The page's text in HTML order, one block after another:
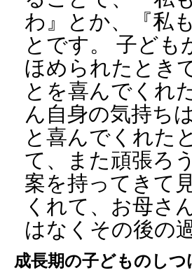
わ』とか、『私
とです。 子ども
ほめられたとき
とを喜んでくれ
ん自身の気持ち
と喜んでくれた
て、また頑張ろ
案を持ってきて
くれて、お母さ
はなくその後の
成長期の子どものし